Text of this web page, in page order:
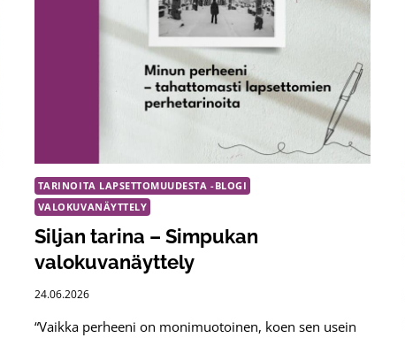
TARINOITA LAPSETTOMUUDESTA -BLOGI
VALOKUVANÄYTTELY
Siljan tarina – Simpukan
valokuvanäyttely
24.06.2026
“Vaikka perheeni on monimuotoinen, koen sen usein